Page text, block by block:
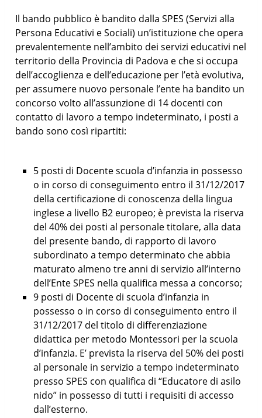
Il bando pubblico è bandito dalla SPES (Servizi alla
Persona Educativi e Sociali) un’istituzione che opera
prevalentemente nell’ambito dei servizi educativi nel
territorio della Provincia di Padova e che si occupa
dell’accoglienza e dell’educazione per l’età evolutiva,
per assumere nuovo personale l’ente ha bandito un
concorso volto all’assunzione di 14 docenti con
contatto di lavoro a tempo indeterminato, i posti a
bando sono così ripartiti:
5 posti di Docente scuola d’infanzia in possesso
o in corso di conseguimento entro il 31/12/2017
della certificazione di conoscenza della lingua
inglese a livello B2 europeo; è prevista la riserva
del 40% dei posti al personale titolare, alla data
del presente bando, di rapporto di lavoro
subordinato a tempo determinato che abbia
maturato almeno tre anni di servizio all’interno
dell’Ente SPES nella qualifica messa a concorso;
9 posti di Docente di scuola d’infanzia in
possesso o in corso di conseguimento entro il
31/12/2017 del titolo di differenziazione
didattica per metodo Montessori per la scuola
d’infanzia. E’ prevista la riserva del 50% dei posti
al personale in servizio a tempo indeterminato
presso SPES con qualifica di “Educatore di asilo
nido” in possesso di tutti i requisiti di accesso
dall’esterno.